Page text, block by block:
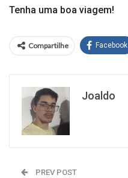
Tenha uma boa viagem!
Compartilhe Facebook
Joaldo
PREV POST